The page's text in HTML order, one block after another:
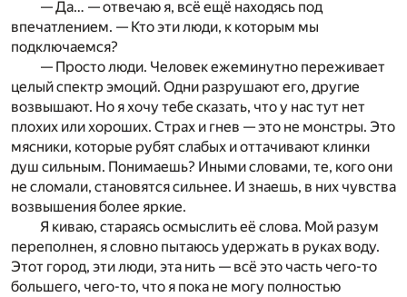
— Да… — отвечаю я, всё ещё находясь под
впечатлением. — Кто эти люди, к которым мы
подключаемся?
— Просто люди. Человек ежеминутно переживает
целый спектр эмоций. Одни разрушают его, другие
возвышают. Но я хочу тебе сказать, что у нас тут нет
плохих или хороших. Страх и гнев — это не монстры. Это
мясники, которые рубят слабых и оттачивают клинки
душ сильным. Понимаешь? Иными словами, те, кого они
не сломали, становятся сильнее. И знаешь, в них чувства
возвышения более яркие.
Я киваю, стараясь осмыслить её слова. Мой разум
переполнен, я словно пытаюсь удержать в руках воду.
Этот город, эти люди, эта нить — всё это часть чего-то
большего, чего-то, что я пока не могу полностью